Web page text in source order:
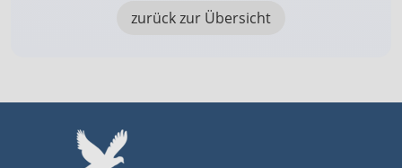
zurück zur Übersicht